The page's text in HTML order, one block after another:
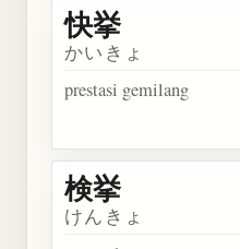
快挙
かいきょ
prestasi gemilang
検挙
けんきょ